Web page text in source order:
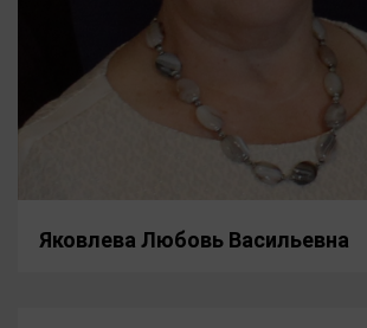
Яковлева Любовь Васильевна